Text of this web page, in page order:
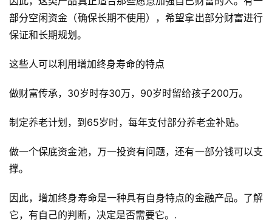
部分空闲资金（确保长期不使用），希望拿出部分财富进行
保证和长期规划。
这些人可以利用增加终身寿命的特点
做财富传承，30岁时存30万，90岁时留给孩子200万。
制定养老计划，到65岁时，每年支付部分养老金补贴。
做一个保底资金池，万一投资有问题，还有一部分钱可以支
撑。
因此，增加终身寿命是一种具有自身特点的金融产品。了解
它，有自己的判断，决定是否需要它。.